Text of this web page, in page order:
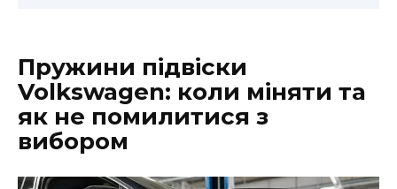
Пружини підвіски
Volkswagen: коли міняти та
як не помилитися з
вибором